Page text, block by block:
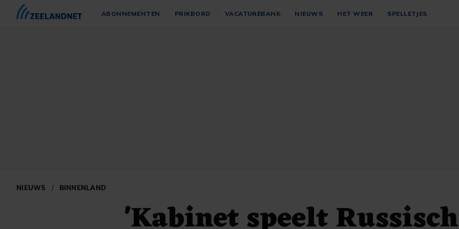
ABONNEMENTEN PRIKBORD VACATUREBANK NIEUWS HET WEER SPELLETJES
NIEUWS / BINNENLAND